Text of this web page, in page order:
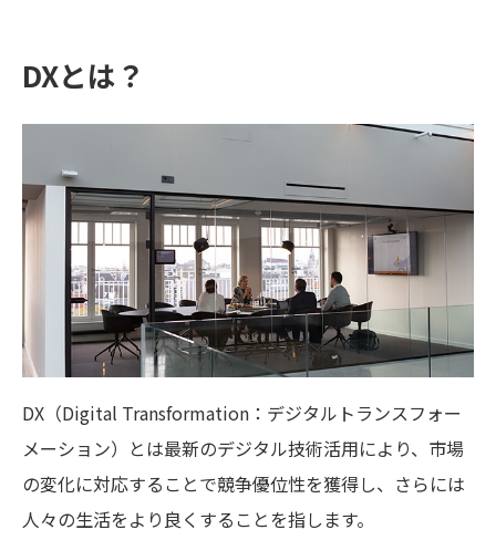
DXとは？
DX（Digital Transformation：デジタルトランスフォー
メーション）とは最新のデジタル技術活用により、市場
の変化に対応することで競争優位性を獲得し、さらには
人々の生活をより良くすることを指します。